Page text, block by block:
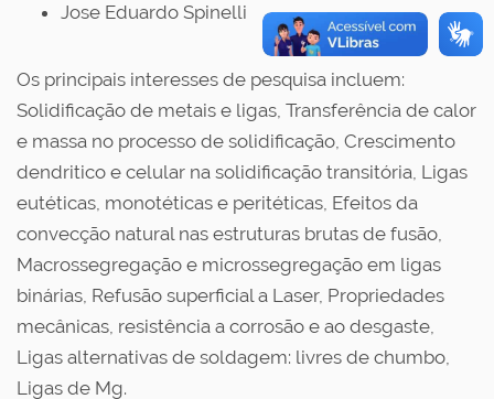
Jose Eduardo Spinelli
Os principais interesses de pesquisa incluem:
Solidificação de metais e ligas, Transferência de calor
e massa no processo de solidificação, Crescimento
dendritico e celular na solidificação transitória, Ligas
eutéticas, monotéticas e peritéticas, Efeitos da
convecção natural nas estruturas brutas de fusão,
Macrossegregação e microssegregação em ligas
binárias, Refusão superficial a Laser, Propriedades
mecânicas, resistência a corrosão e ao desgaste,
Ligas alternativas de soldagem: livres de chumbo,
Ligas de Mg.